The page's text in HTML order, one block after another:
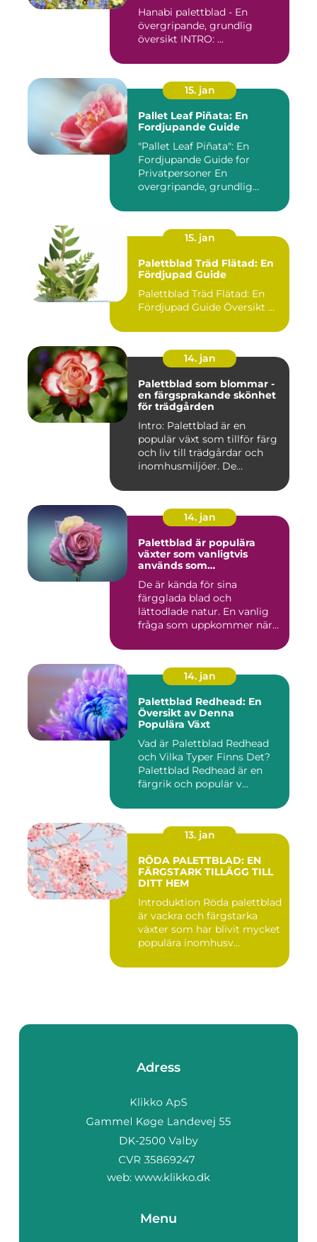
Hanabi palettblad - En
övergripande, grundlig
översikt INTRO: ...
15. jan
Pallet Leaf Piñata: En
Fordjupande Guide
"Pallet Leaf Piñata": En
Fordjupande Guide for
Privatpersoner En
overgripande, grundlig
15. jan
Palettblad Träd Flätad: En
Fördjupad Guide
Palettblad Träd Flätad: En
Fördjupad Guide Översikt ...
14. jan
Palettblad som blommar -
en färgsprakande skönhet
för trädgården
Intro: Palettblad är en
populär växt som tillför färg
och liv till trädgårdar och
inomhusmiljöer. De...
14. jan
Palettblad är populära
växter som vanligtvis
används som
De är kända för sina
färgglada blad och
lättodlade natur. En vanlig
fråga som uppkommer när
14. jan
Palettblad Redhead: En
Översikt av Denna
Populära Växt
Vad är Palettblad Redhead
och Vilka Typer Finns Det?
Palettblad Redhead är en
färgrik och populär v...
13. jan
RÖDA PALETTBLAD: EN
FÄRGSTARK TILLÄGG TILL
DITT HEM
Introduktion Röda palettblad
är vackra och färgstarka
växter som har blivit mycket
populära inomhusv...
Adress
web: www.klikko.dk
Menu